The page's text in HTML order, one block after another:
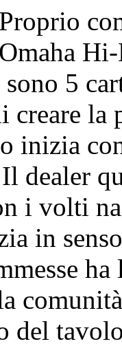
Proprio
Omaha
5
la
inizia
dealer
i volti
in
del